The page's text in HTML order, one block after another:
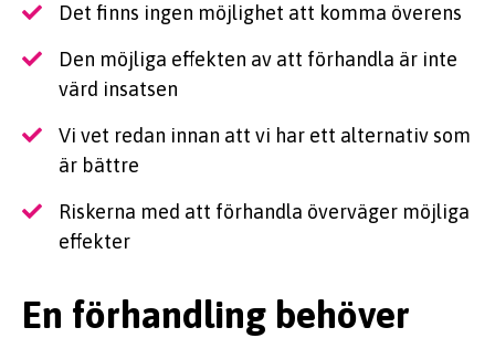
Det finns ingen möjlighet att komma överens
Den möjliga effekten av att förhandla är inte
värd insatsen
Vi vet redan innan att vi har ett alternativ som
är bättre
Riskerna med att förhandla överväger möjliga
effekter
En förhandling behöver